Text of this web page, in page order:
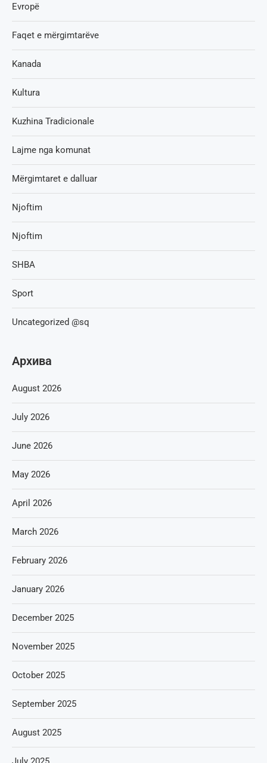
Evropë
Faqet e mërgimtarëve
Kanada
Kultura
Kuzhina Tradicionale
Lajme nga komunat
Mërgimtaret e dalluar
Njoftim
Njoftim
SHBA
Sport
Uncategorized @sq
Архива
August 2026
July 2026
June 2026
May 2026
April 2026
March 2026
February 2026
January 2026
December 2025
November 2025
October 2025
September 2025
August 2025